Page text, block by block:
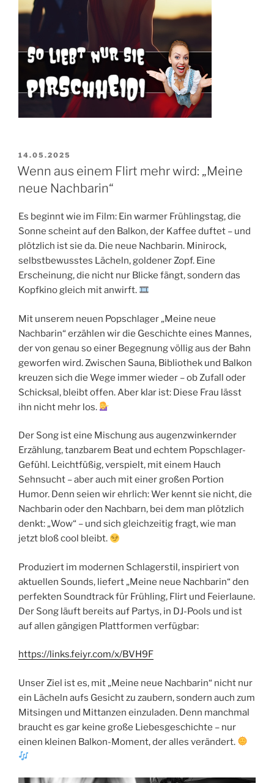
VERÖFFENTLICHT
AM
14.05.2025
Wenn aus einem Flirt mehr wird: „Meine
neue Nachbarin“
Es beginnt wie im Film: Ein warmer Frühlingstag, die
Sonne scheint auf den Balkon, der Kaffee duftet – und
plötzlich ist sie da. Die neue Nachbarin. Minirock,
selbstbewusstes Lächeln, goldener Zopf. Eine
Erscheinung, die nicht nur Blicke fängt, sondern das
Kopfkino gleich mit anwirft.
Mit unserem neuen Popschlager „Meine neue
Nachbarin“ erzählen wir die Geschichte eines Mannes,
der von genau so einer Begegnung völlig aus der Bahn
geworfen wird. Zwischen Sauna, Bibliothek und Balkon
kreuzen sich die Wege immer wieder – ob Zufall oder
Schicksal, bleibt offen. Aber klar ist: Diese Frau lässt
ihn nicht mehr los.
Der Song ist eine Mischung aus augenzwinkernder
Erzählung, tanzbarem Beat und echtem Popschlager-
Gefühl. Leichtfüßig, verspielt, mit einem Hauch
Sehnsucht – aber auch mit einer großen Portion
Humor. Denn seien wir ehrlich: Wer kennt sie nicht, die
Nachbarin oder den Nachbarn, bei dem man plötzlich
denkt: „Wow“ – und sich gleichzeitig fragt, wie man
jetzt bloß cool bleibt.
Produziert im modernen Schlagerstil, inspiriert von
aktuellen Sounds, liefert „Meine neue Nachbarin“ den
perfekten Soundtrack für Frühling, Flirt und Feierlaune.
Der Song läuft bereits auf Partys, in DJ-Pools und ist
auf allen gängigen Plattformen verfügbar:
https://links.feiyr.com/x/BVH9F
Unser Ziel ist es, mit „Meine neue Nachbarin“ nicht nur
ein Lächeln aufs Gesicht zu zaubern, sondern auch zum
Mitsingen und Mittanzen einzuladen. Denn manchmal
braucht es gar keine große Liebesgeschichte – nur
einen kleinen Balkon-Moment, der alles verändert.